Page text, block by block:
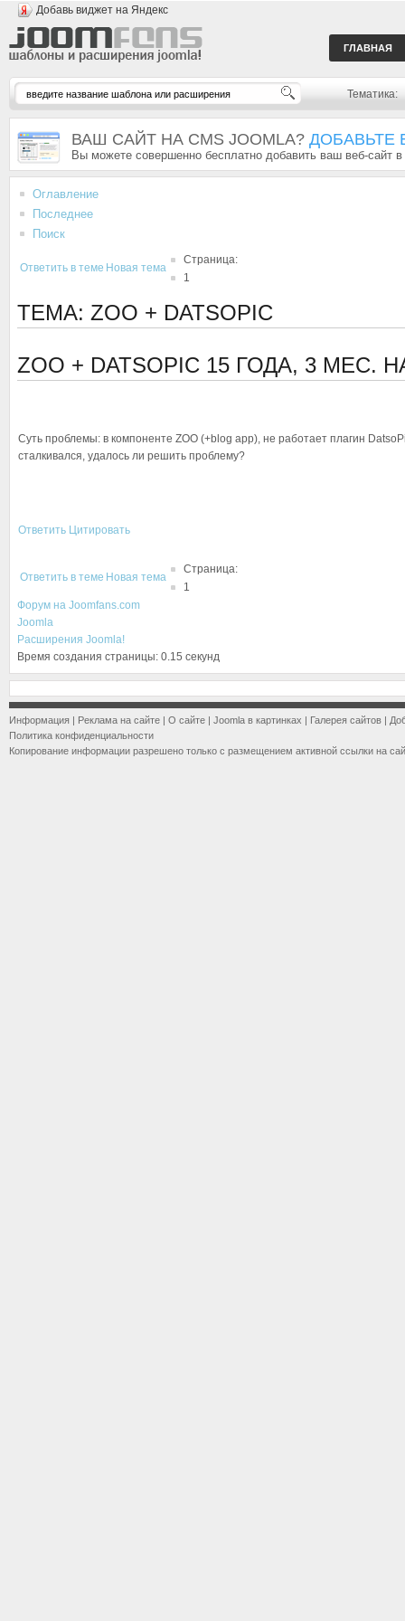
Добавь виджет на Яндекс
ГЛАВНАЯ
Тематика:
ВАШ САЙТ НА CMS JOOMLA? ДОБАВЬТЕ
Вы можете совершенно бесплатно добавить ваш веб-сайт
Оглавление
Последнее
Поиск
Ответить в теме Новая тема
Страница:
1
ТЕМА: ZOO + DATSOPIC
ZOO + DATSOPIC 15 ГОДА, 3 МЕС.
Суть проблемы: в компоненте ZOO (+blog app), не работает плагин
сталкивался, удалось ли решить проблему?
Ответить Цитировать
Ответить в теме Новая тема
Страница:
1
Форум на Joomfans.com
Joomla
Расширения Joomla!
Время создания страницы: 0.15 секунд
Информация | Реклама на сайте | О сайте | Joomla в картинках | Галерея сайтов |
Политика конфиденциальности
Копирование информации разрешено только с размещением активной ссылки на